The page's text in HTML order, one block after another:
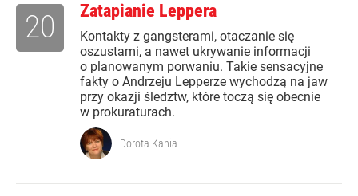
Zatapianie Leppera
Kontakty z gangsterami, otaczanie się
oszustami, a nawet ukrywanie informacji
o planowanym porwaniu. Takie sensacyjne
fakty o Andrzeju Lepperze wychodzą na jaw
przy okazji śledztw, które toczą się obecnie
w prokuraturach.
20
Dorota Kania